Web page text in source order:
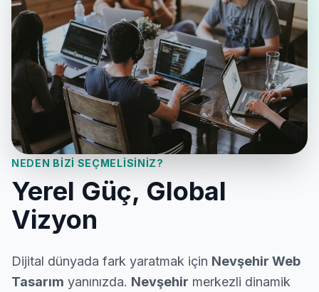
NEDEN BIZI SEÇMELISINIZ?
Yerel Güç, Global
Vizyon
Dijital dünyada fark yaratmak için Nevşehir Web
Tasarım yanınızda. Nevşehir merkezli dinamik